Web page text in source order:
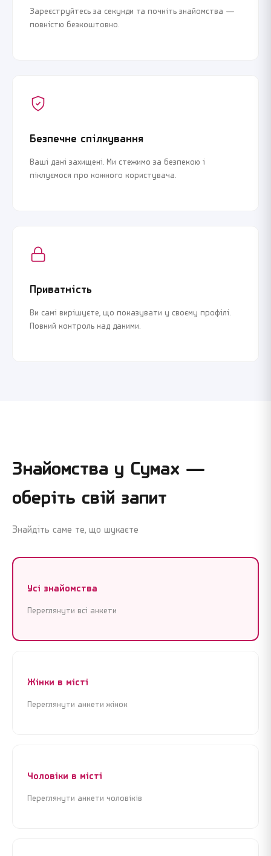
Зареєструйтесь за секунди та почніть знайомства —
повністю безкоштовно.
Безпечне спілкування
Ваші дані захищені. Ми стежимо за безпекою і
піклуємося про кожного користувача.
Приватність
Ви самі вирішуєте, що показувати у своєму профілі.
Повний контроль над даними.
Знайомства у Сумах —
оберіть свій запит
Знайдіть саме те, що шукаєте
Усі знайомства
Переглянути всі анкети
Жінки в місті
Переглянути анкети жінок
Чоловіки в місті
Переглянути анкети чоловіків